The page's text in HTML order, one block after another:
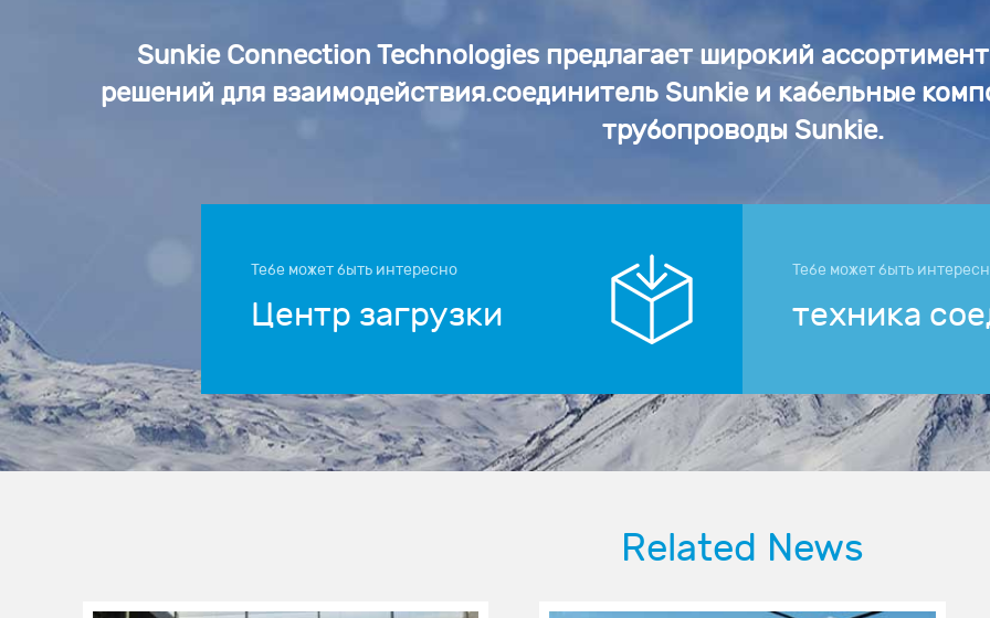
Sunkie Connection Technologies предлагает широкий
решений для взаимодействия.соединитель Sunkie и кабельные
трубопроводы Sunkie.
Тебе может быть интересно
Центр загрузки
Тебе может быть
техника
Related News